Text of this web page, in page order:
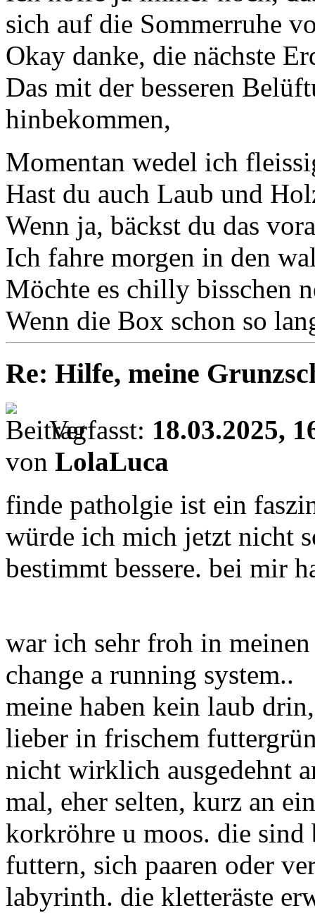
sich auf die Sommerruhe
Okay danke, die nächste
Das mit der besseren
hinbekommen,
Momentan wedel ich
Hast du auch Laub und
Wenn ja, bäckst du das
Ich fahre morgen in den
Möchte es chilly bisschen
Wenn die Box schon so
Re: Hilfe, meine
Verfasst: 18.03.2025,
von LolaLuca
finde patholgie ist ein
würde ich mich jetzt nicht
bestimmt bessere. bei mir
war ich sehr froh in
change a running system..
meine haben kein laub
lieber in frischem
nicht wirklich ausgedehnt
mal, eher selten, kurz an
korkröhre u moos. die sind
futtern, sich paaren oder
labyrinth. die kletteräste